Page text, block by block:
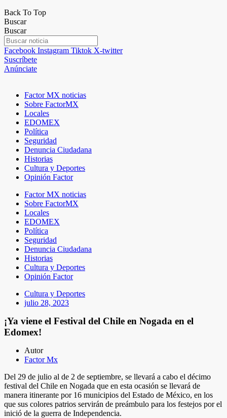
Back To Top
Buscar
Buscar
Facebook Instagram Tiktok X-twitter
Suscríbete
Anúnciate
Factor MX noticias
Sobre FactorMX
Locales
EDOMEX
Política
Seguridad
Denuncia Ciudadana
Historias
Cultura y Deportes
Opinión Factor
Factor MX noticias
Sobre FactorMX
Locales
EDOMEX
Política
Seguridad
Denuncia Ciudadana
Historias
Cultura y Deportes
Opinión Factor
Cultura y Deportes
julio 28, 2023
¡Ya viene el Festival del Chile en Nogada en el
Edomex!
Autor
Factor Mx
Del 29 de julio al de 2 de septiembre, se llevará a cabo el décimo
festival del Chile en Nogada que en esta ocasión se llevará de
manera itinerante por 16 municipios del Estado de México, en los
que sus colores patrios servirán de preámbulo para los festejos por el
inició de la guerra de Independencia.